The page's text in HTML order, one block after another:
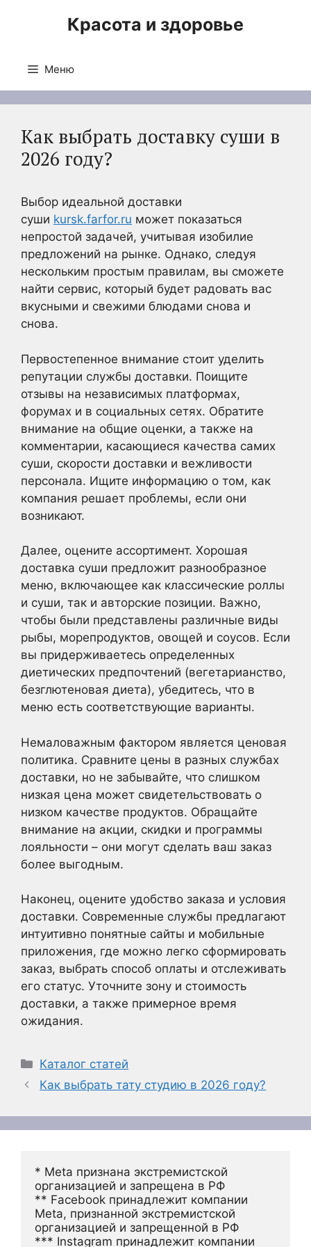
Красота и здоровье
Меню
Как выбрать доставку суши в
2026 году?
Выбор идеальной доставки
суши kursk.farfor.ru может показаться
непростой задачей, учитывая изобилие
предложений на рынке. Однако, следуя
нескольким простым правилам, вы сможете
найти сервис, который будет радовать вас
вкусными и свежими блюдами снова и
снова.
Первостепенное внимание стоит уделить
репутации службы доставки. Поищите
отзывы на независимых платформах,
форумах и в социальных сетях. Обратите
внимание на общие оценки, а также на
комментарии, касающиеся качества самих
суши, скорости доставки и вежливости
персонала. Ищите информацию о том, как
компания решает проблемы, если они
возникают.
Далее, оцените ассортимент. Хорошая
доставка суши предложит разнообразное
меню, включающее как классические роллы
и суши, так и авторские позиции. Важно,
чтобы были представлены различные виды
рыбы, морепродуктов, овощей и соусов. Если
вы придерживаетесь определенных
диетических предпочтений (вегетарианство,
безглютеновая диета), убедитесь, что в
меню есть соответствующие варианты.
Немаловажным фактором является ценовая
политика. Сравните цены в разных службах
доставки, но не забывайте, что слишком
низкая цена может свидетельствовать о
низком качестве продуктов. Обращайте
внимание на акции, скидки и программы
лояльности – они могут сделать ваш заказ
более выгодным.
Наконец, оцените удобство заказа и условия
доставки. Современные службы предлагают
интуитивно понятные сайты и мобильные
приложения, где можно легко сформировать
заказ, выбрать способ оплаты и отслеживать
его статус. Уточните зону и стоимость
доставки, а также примерное время
ожидания.
Рубрики
Каталог статей
Как выбрать тату студию в 2026 году?
* Meta признана экстремистской
организацией и запрещена в РФ
** Facebook принадлежит компании
Meta, признанной экстремистской
организацией и запрещенной в РФ
*** Instagram принадлежит компании